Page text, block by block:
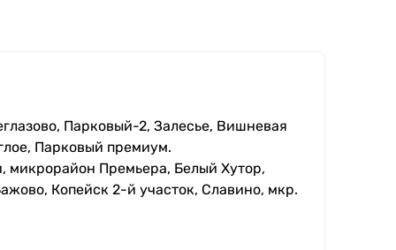
Парковый-2, Залесье, Вишневая
Парковый премиум.
Премьера, Белый Хутор,
Копейск 2-й участок, Славино, мкр.